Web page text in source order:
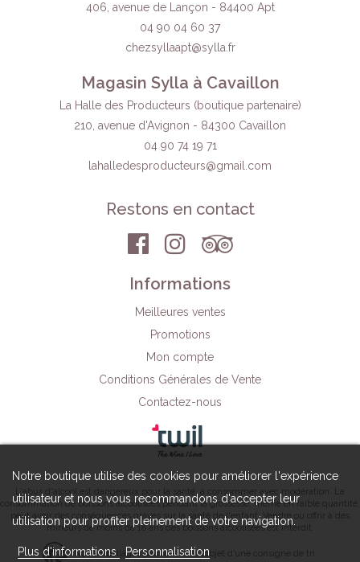
406, avenue de Lançon - 84400 Apt
04 90 04 60 37
chezsyllaapt@sylla.fr
Magasin Sylla à Cavaillon
La Halle des Producteurs (boutique partenaire)
210, avenue d'Avignon - 84300 Cavaillon
04 90 74 19 71
lahalledesproducteurs@gmail.com
Restons en contact
Informations
Meilleures ventes
Promotions
Mon compte
Conditions Générales de Vente
Contactez-nous
L'abus d'alcool est dangereux pour la santé, à consommer avec modération. La
consommation de boissons alcoolisées pendant la grossesse, même en faible quantité,
peut avoir des conséquences graves sur la santé de l'enfant. Vendre ou offrir à des
mineurs de moins de 18 ans des boissons alcoolisées est interdit.
Nos emballages peuvent faire l’objet d’une consigne de tri.
Notre boutique utilise des cookies pour améliorer l'expérience
utilisateur et nous vous recommandons d'accepter leur
utilisation pour profiter pleinement de votre navigation.
Plus d'informations Personnalisation